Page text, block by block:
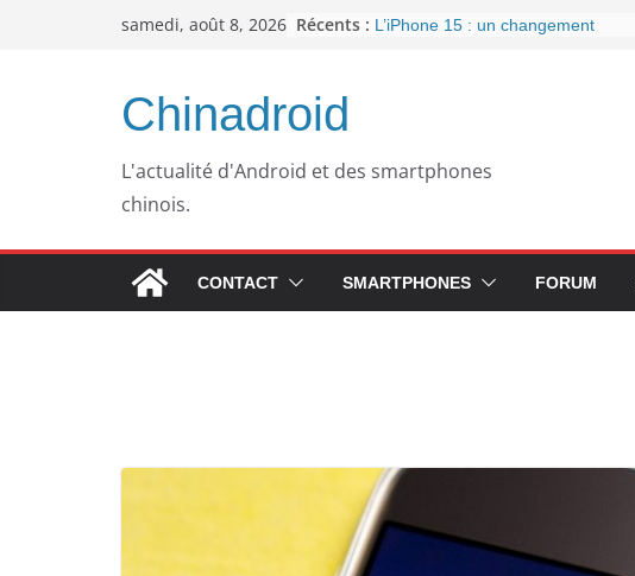
samedi, août 8, 2026 Récents : L’iPhone 15 : un changement
septembre 2023
Chinadroid
L'actualité d'Android et des smartphones
chinois.
CONTACT SMARTPHONES FORUM